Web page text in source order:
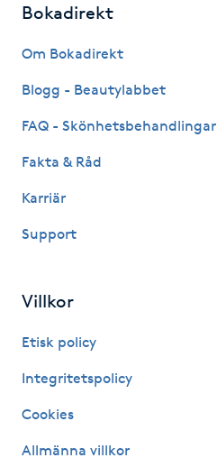
Hypnos
Hårbottenbehandling
Hårvård
IPL
Bokadirekt
Om Bokadirekt
Blogg - Beautylabbet
FAQ - Skönhetsbehandlingar
Fakta & Råd
Karriär
Support
Villkor
Etisk policy
Integritetspolicy
Cookies
Allmänna villkor